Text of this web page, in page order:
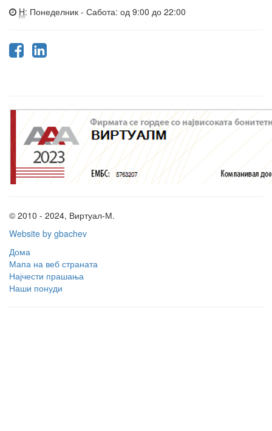
H: Понеделник - Сабота: од 9:00 до 22:00
© 2010 - 2024, Виртуал-М.
Website by gbachev
Дома
Мапа на веб страната
Најчести прашања
Наши понуди